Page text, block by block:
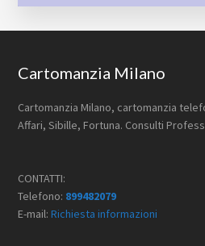
Footer
Cartomanzia Milano
Cartomanzia Milano, cartomanzia
Affari, Sibille, Fortuna. Consulti
CONTATTI:
Telefono: 899482079
E-mail:Richiesta informazioni